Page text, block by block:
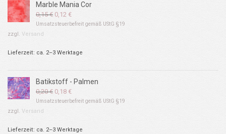
Marble Mania Cor
0,15€ Ursprünglicher
Preis
0,12 €Aktueller
Preis
Umsatzsteuerbefreit gemäß UStG §19
zzgl. Versand
Lieferzeit: ca. 2–3 Werktage
Batikstoff - Palmen
0,20€ Ursprünglicher
Preis
0,18 €Aktueller
Preis
Umsatzsteuerbefreit gemäß UStG §19
zzgl. Versand
Lieferzeit: ca. 2–3 Werktage